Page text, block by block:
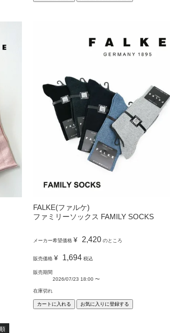
FALKE(ファルケ)
ファミリーソックス FAMILY SOCKS
メーカー希望価格 ¥ 2,420 のところ
販売価格 ¥ 1,694 税込
販売期間
2026/07/23 18:00 〜
在庫切れ
カートに入れる お気に入りに登録する